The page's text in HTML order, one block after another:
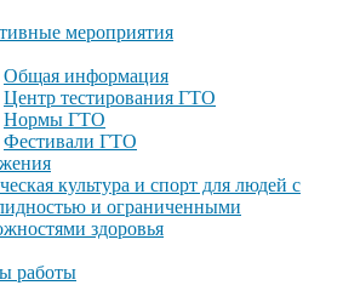
мероприятия
Общая информация
Центр тестирования ГТО
Нормы ГТО
Фестивали ГТО
культура и спорт для людей с
и ограниченными
здоровья
работы